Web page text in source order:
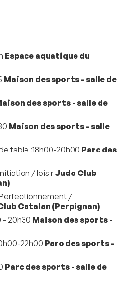
Espace aquatique du
Maison des sports - salle de
des sports - salle de
Maison des sports - salle
table :18h00-20h00 Parc des
/ loisirJudo Club
Perfectionnement /
Catalan (Perpignan)
- 20h30 Maison des sports -
22h00 Parc des sports -
Parc des sports - salle de